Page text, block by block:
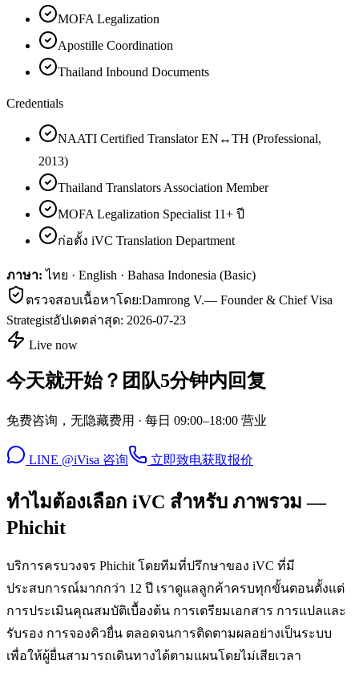
MOFA Legalization
Apostille Coordination
Thailand Inbound Documents
Credentials
NAATI Certified Translator EN↔TH (Professional,
2013)
Thailand Translators Association Member
MOFA Legalization Specialist 11+ ปี
ก่อตั้ง iVC Translation Department
ภาษา: ไทย · English · Bahasa Indonesia (Basic)
ตรวจสอบเนื้อหาโดย:Damrong V.— Founder & Chief Visa
Strategistอัปเดตล่าสุด: 2026-07-23
Live now
今天就开始？团队5分钟内回复
免费咨询，无隐藏费用 · 每日 09:00–18:00 营业
LINE @iVisa 咨询 立即致电获取报价
ทำไมต้องเลือก iVC สำหรับ ภาพรวม —
Phichit
บริการครบวงจร Phichit โดยทีมที่ปรึกษาของ iVC ที่มี
ประสบการณ์มากกว่า 12 ปี เราดูแลลูกค้าครบทุกขั้นตอนตั้งแต่
การประเมินคุณสมบัติเบื้องต้น การเตรียมเอกสาร การแปลและ
รับรอง การจองคิวยื่น ตลอดจนการติดตามผลอย่างเป็นระบบ
เพื่อให้ผู้ยื่นสามารถเดินทางได้ตามแผนโดยไม่เสียเวลา